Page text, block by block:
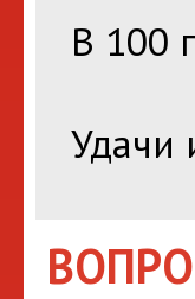
В 100
Удачи